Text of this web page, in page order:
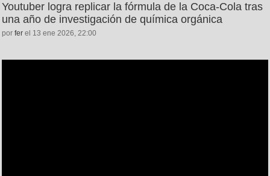
Youtuber logra replicar la fórmula de la Coca-Cola tras
una año de investigación de química orgánica
por fer el 13 ene 2026, 22:00